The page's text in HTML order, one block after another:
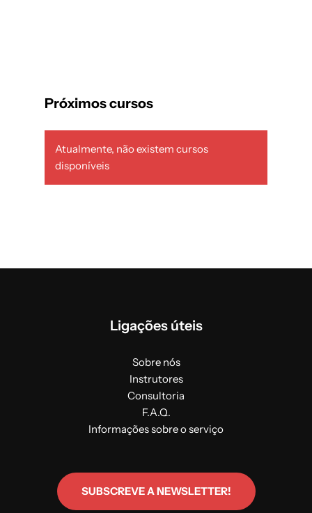
Próximos cursos
Atualmente, não existem cursos
disponíveis
Ligações úteis
Sobre nós
Instrutores
Consultoria
F.A.Q.
Informações sobre o serviço
SUBSCREVE A NEWSLETTER!